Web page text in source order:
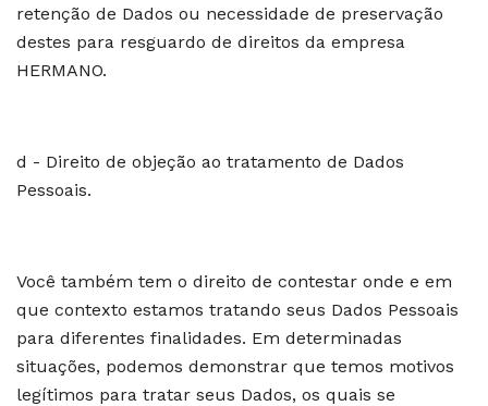
retenção de Dados ou necessidade de preservação
destes para resguardo de direitos da empresa
HERMANO.
d - Direito de objeção ao tratamento de Dados
Pessoais.
Você também tem o direito de contestar onde e em
que contexto estamos tratando seus Dados Pessoais
para diferentes finalidades. Em determinadas
situações, podemos demonstrar que temos motivos
legítimos para tratar seus Dados, os quais se